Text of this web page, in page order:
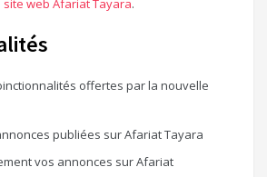
site web Afariat Tayara.
offertes par la nouvelle
publiées sur Afariat Tayara
vos annonces sur Afariat